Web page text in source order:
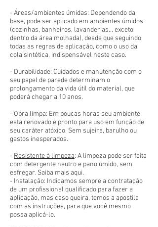
- Áreas/ambientes úmidas: Dependendo da
base, pode ser aplicado em ambientes úmidos
(cozinhas, banheiros, lavanderias... exceto
dentro da área molhada), desde que seguindo
todas as regras de aplicação, como o uso da
cola sintética, indispensável neste caso.
- Durabilidade: Cuidados e manutenção com o
seu papel de parede determinam o
prolongamento da vida útil do material, que
poderá chegar a 10 anos.
- Obra limpa: Em poucas horas seu ambiente
está renovado e pronto para uso em função de
seu caráter atóxico. Sem sujeira, barulho ou
gastos inesperados.
- Resistente à limpeza: A limpeza pode ser feita
com detergente neutro e pano úmido, sem
esfregar. Saiba mais aqui.
- Instalação: Indicamos sempre a contratação
de um profissional qualificado para fazer a
aplicação, mas caso queira, temos a apostila
com as instruções, para que você mesmo
possa aplicá-lo.